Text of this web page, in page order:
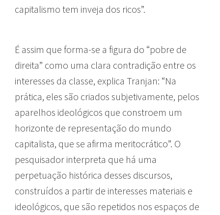
capitalismo tem inveja dos ricos”.
É assim que forma-se a figura do “pobre de
direita” como uma clara contradição entre os
interesses da classe, explica Tranjan: “Na
prática, eles são criados subjetivamente, pelos
aparelhos ideológicos que constroem um
horizonte de representação do mundo
capitalista, que se afirma meritocrático”. O
pesquisador interpreta que há uma
perpetuação histórica desses discursos,
construídos a partir de interesses materiais e
ideológicos, que são repetidos nos espaços de